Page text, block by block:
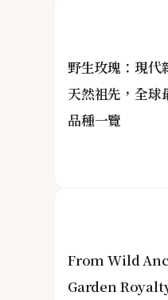
野生玫瑰：現代
天然祖先，全球
品種一覽
From Wild
Garden